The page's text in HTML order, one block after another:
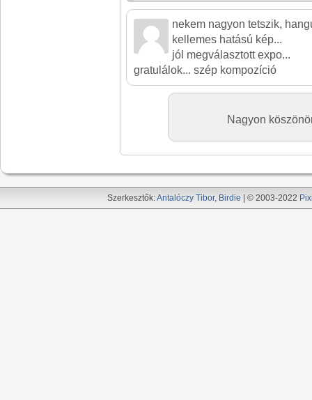
nekem nagyon tetszik,
kellemes hatású kép...
jól megválasztott expo...
gratulálok... szép kompozíció
Nagyon
Szerkesztők:Antalóczy Tibor, Birdie | © 2003-2022